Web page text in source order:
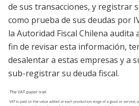
de sus transacciones, y registrar
como prueba de sus deudas por
la Autoridad Fiscal Chilena audita
fin de revisar esta información,
desalentar a estas empresas y a
sub-registrar su deuda fiscal.